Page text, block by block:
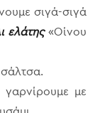
σιγά-σιγά
ελάτης«Οίνου
γαρνίρουμε με